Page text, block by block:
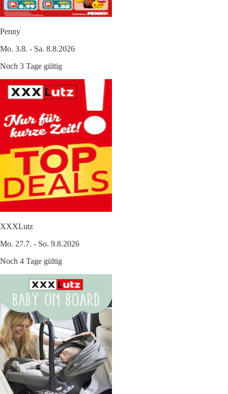
Penny
Mo. 3.8. - Sa. 8.8.2026
Noch 3 Tage gültig
XXXLutz
Mo. 27.7. - So. 9.8.2026
Noch 4 Tage gültig